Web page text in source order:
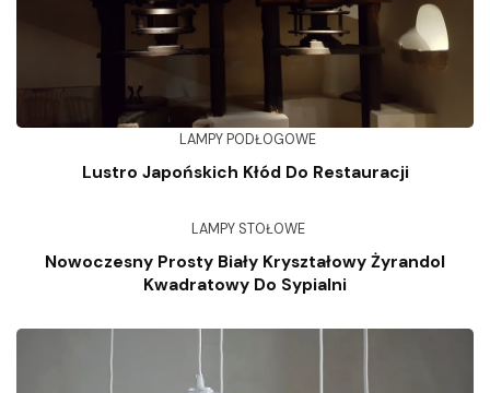
LAMPY PODŁOGOWE
Lustro Japońskich Kłód Do Restauracji
LAMPY STOŁOWE
Nowoczesny Prosty Biały Kryształowy Żyrandol
Kwadratowy Do Sypialni